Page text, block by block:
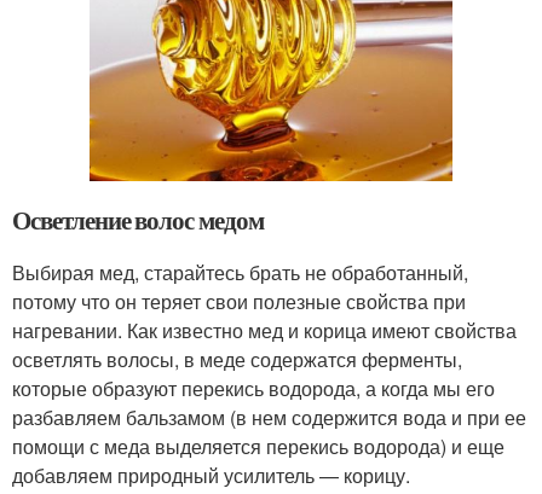
Осветление волос медом
Выбирая мед, старайтесь брать не обработанный,
потому что он теряет свои полезные свойства при
нагревании. Как известно мед и корица имеют свойства
осветлять волосы, в меде содержатся ферменты,
которые образуют перекись водорода, а когда мы его
разбавляем бальзамом (в нем содержится вода и при ее
помощи с меда выделяется перекись водорода) и еще
добавляем природный усилитель — корицу.